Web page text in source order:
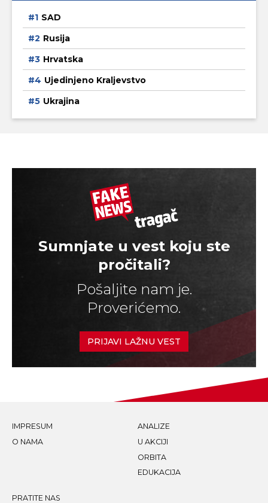
SAD
Rusija
Hrvatska
Ujedinjeno Kraljevstvo
Ukrajina
Sumnjate u vest koju ste
pročitali?
Pošaljite nam je.
Proverićemo.
PRIJAVI LAŽNU VEST
IMPRESUM
O NAMA
ANALIZE
U AKCIJI
ORBITA
EDUKACIJA
PRATITE NAS